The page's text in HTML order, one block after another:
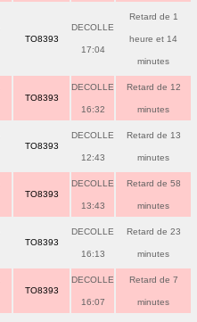
TO8393
DECOLLE
17:04
Retard de 1
heure et 14
minutes
TO8393
DECOLLE
16:32
Retard de 12
minutes
TO8393
DECOLLE
12:43
Retard de 13
minutes
TO8393
DECOLLE
13:43
Retard de 58
minutes
TO8393
DECOLLE
16:13
Retard de 23
minutes
TO8393
DECOLLE
16:07
Retard de 7
minutes